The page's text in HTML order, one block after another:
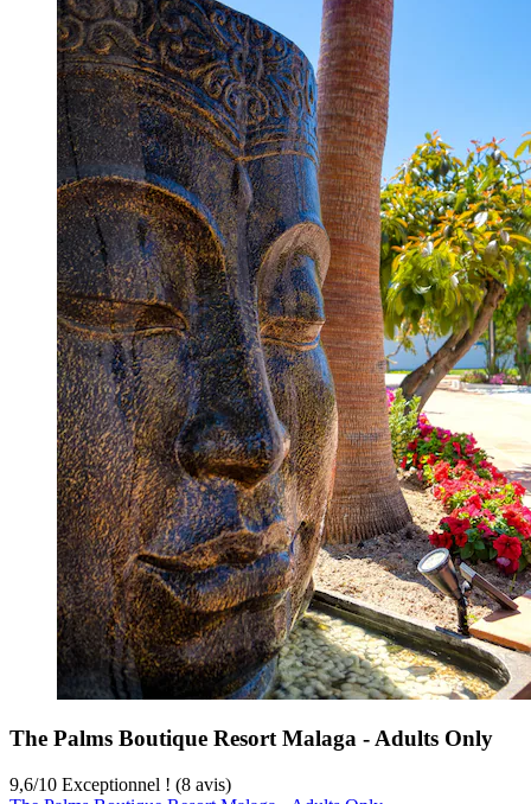
The Palms Boutique Resort Malaga - Adults Only
9,6/10 Exceptionnel ! (8 avis)